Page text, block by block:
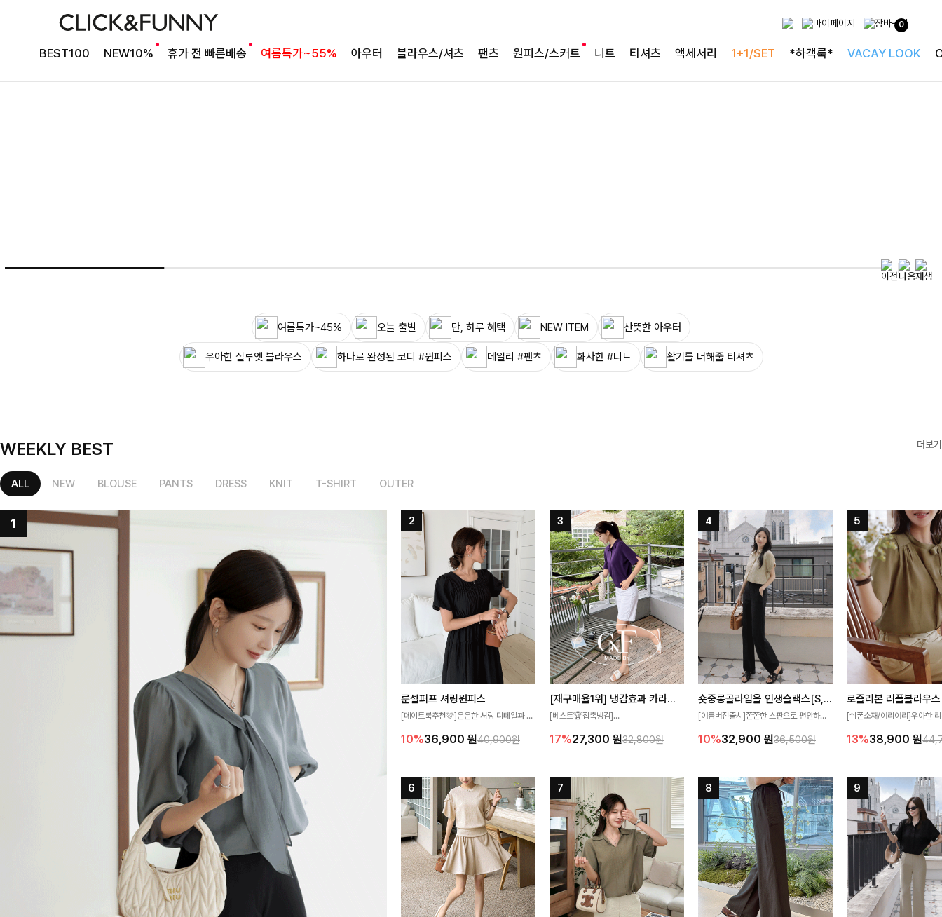
0
BEST100 NEW10% 휴가 전 빠른배송 여름특가~55% 아우터 블라우스/셔츠 팬츠 원피스/스커트 니트 티셔츠 액세서리 1+1/SET *하객룩* VACAY LOOK
여름의 끝을 완성할
감각적인 원피스
특별한 날을 빛내는
하객룩의 정석
여름특가~45% 오늘 출발 단, 하루 혜택 NEW ITEM 산뜻한 아우터
우아한 실루엣 블라우스 하나로 완성된 코디 #원피스 데일리 #팬츠 화사한 #니트 활기를 더해줄 티셔츠
WEEKLY BEST 더보기
ALL NEW BLOUSE PANTS DRESS KNIT T-SHIRT OUTER
룬셀퍼프 셔링원피스
[데이트룩추천🩷]은은한 셔링 디테일과 퍼
성해주는 원피스🤍 허리 스모크 밴딩이 슬
즐기기 좋아요
10%36,900 원40,900원
[재구매율1위] 냉감효과 카라니트
[베스트🏆접촉냉감]
고 가벼운 소재감으로 여름에도 시원하게
17%27,300 원32,800원
숏중롱골라입을 인생슬랙스[S,M,L,XL사이즈]
[여름버전출시]쫀쫀한 스판으로 편안하게
숏·기본·롱 기장과 와이드·부츠컷 핏까지 취
10%32,900 원36,500원
로즐리본 러플블라우스
[쉬폰소재/여리여리]우아한
분위기를 더해주는 블라우스
좋아요
13%38,900 원